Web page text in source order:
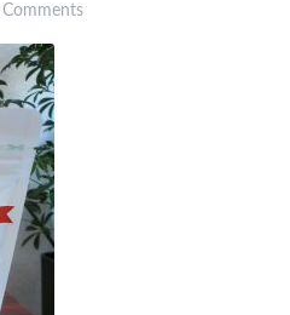
Comments